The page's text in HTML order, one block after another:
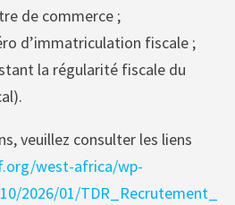
de commerce ;
d’immatriculation fiscale ;
la régularité fiscale du
veuillez consulter les liens
west-africa/wp-
2026/01/TDR_Recrutement_